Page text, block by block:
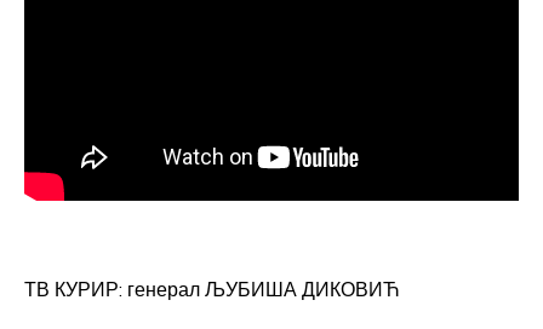
ТВ КУРИР: генерал ЉУБИША ДИКОВИЋ